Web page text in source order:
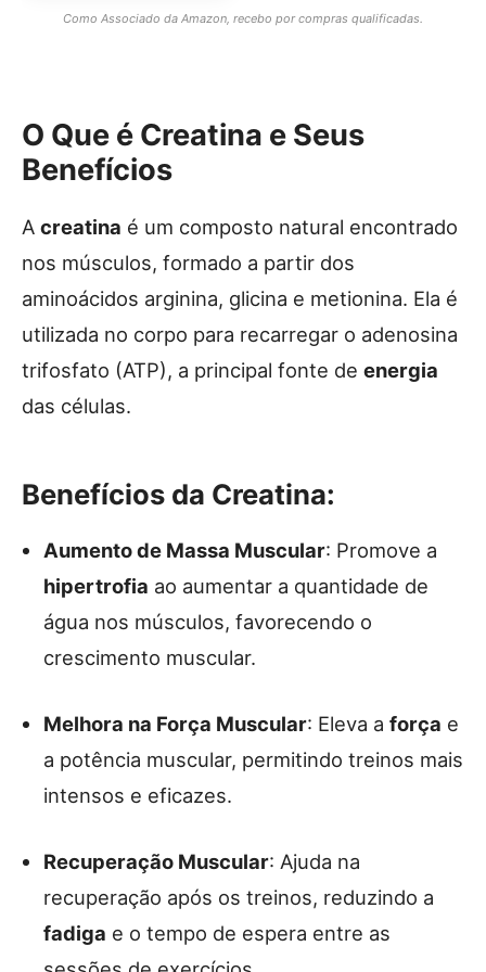
Como Associado da Amazon, recebo por compras qualificadas.
O Que é Creatina e Seus
Benefícios
A creatina é um composto natural encontrado
nos músculos, formado a partir dos
aminoácidos arginina, glicina e metionina. Ela é
utilizada no corpo para recarregar o adenosina
trifosfato (ATP), a principal fonte de energia
das células.
Benefícios da Creatina:
Aumento de Massa Muscular: Promove a
hipertrofia ao aumentar a quantidade de
água nos músculos, favorecendo o
crescimento muscular.
Melhora na Força Muscular: Eleva a força e
a potência muscular, permitindo treinos mais
intensos e eficazes.
Recuperação Muscular: Ajuda na
recuperação após os treinos, reduzindo a
fadiga e o tempo de espera entre as